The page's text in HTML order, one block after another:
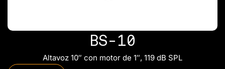
BS-10
Altavoz 10″ con motor de 1″, 119 dB SPL